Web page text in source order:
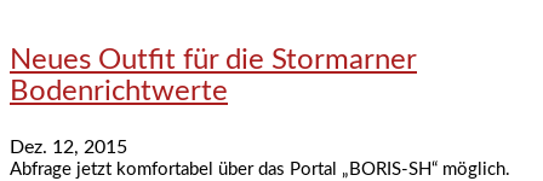
Neues Outfit für die Stormarner
Bodenrichtwerte
Dez. 12, 2015
Abfrage jetzt komfortabel über das Portal „BORIS-SH“ möglich.